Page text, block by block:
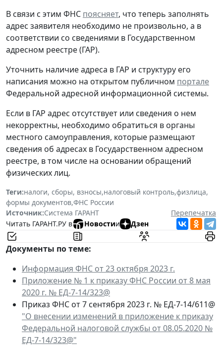
В связи с этим ФНС поясняет, что теперь заполнять
адрес заявителя необходимо не произвольно, а в
соответствии со сведениями в Государственном
адресном реестре (ГАР).
Уточнить наличие адреса в ГАР и структуру его
написания можно на открытом публичном портале
Федеральной адресной информационной системы.
Если в ГАР адрес отсутствует или сведения о нем
некорректны, необходимо обратиться в органы
местного самоуправления, которые размещают
сведения об адресах в Государственном адресном
реестре, в том числе на основании обращений
физических лиц.
Теги:налоги, сборы, взносы,налоговый контроль,физлица,
формы документов,ФНС России
Источник:Система ГАРАНТ
Перепечатка
Читать ГАРАНТ.РУ в
Новостии Дзен
Документы по теме:
Информация ФНС от 23 октября 2023 г.
Приложение № 1 к приказу ФНС России от 8 мая
2020 г. № ЕД-7-14/323@
Приказ ФНС от 7 сентября 2023 г. № ЕД-7-14/611@
"О внесении изменений в приложение к приказу
Федеральной налоговой службы от 08.05.2020 №
ЕД-7-14/323@"